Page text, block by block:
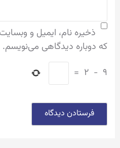
ذخیره نام، ایمیل و
که دوباره دیدگاهی می‌نویسم.
۹ − ۲ =